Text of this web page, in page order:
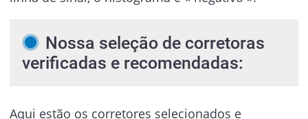
Nossa seleção de corretoras
verificadas e recomendadas:
Aqui estão os corretores selecionados e